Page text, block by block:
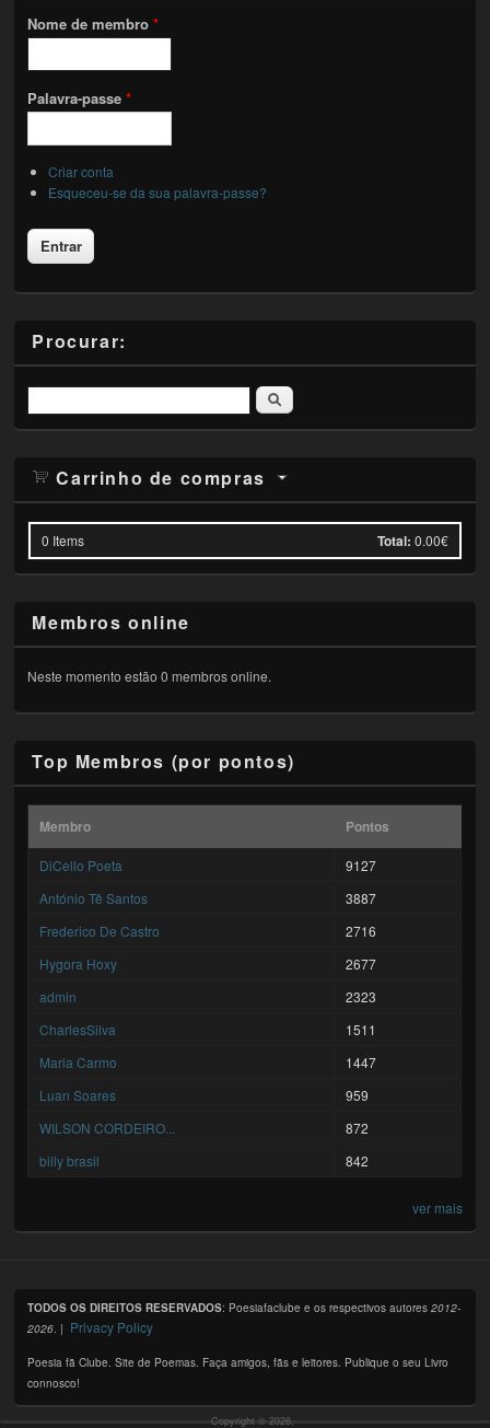
Nome de membro*
Palavra-passe*
Criar conta
Esqueceu-se da sua palavra-passe?
Procurar:
Pesquisar
Carrinho de compras
0 Items Total: 0.00€
Membros online
Neste momento estão 0 membros online.
Top Membros (por pontos)
Membro Pontos
DiCello Poeta
9127
António Tê Santos
3887
Frederico De Castro
2716
Hygora Hoxy
2677
admin
2323
CharlesSilva
1511
Maria Carmo
1447
Luan Soares
959
WILSON CORDEIRO...
872
billy brasil
842
ver mais
TODOS OS DIREITOS RESERVADOS: Poesiafaclube e os respectivos autores2012-
2026. | Privacy Policy
Poesia fã Clube. Site de Poemas. Faça amigos, fãs e leitores. Publique o seu Livro
connosco!
Copyright © 2026,